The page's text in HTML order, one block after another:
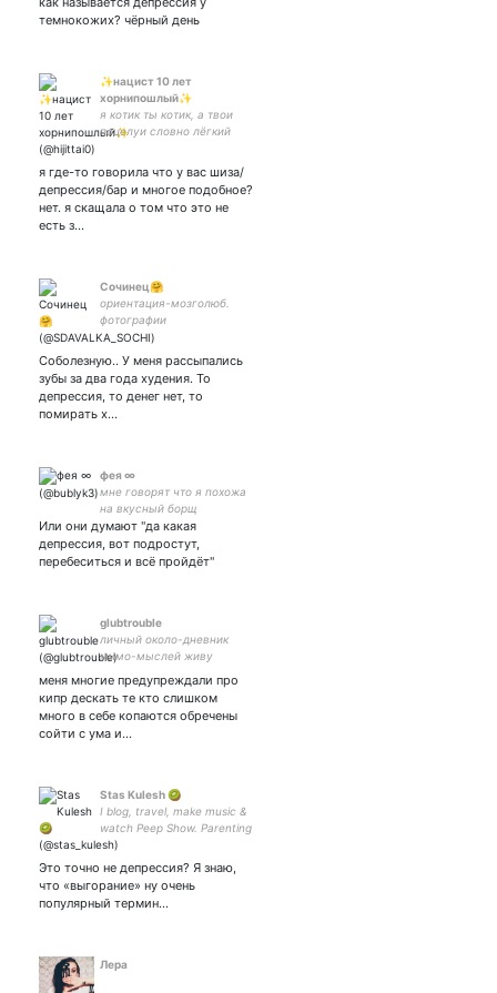
темнокожих? чёрный день
✨нацист 10 лет
хорнипошлый✨
я котик ты котик, а твои
поцелуи словно лёгкий
я где-то говорила что у вас шиза/
депрессия/бар и многое подобное?
нет. я скащала о том что это не
есть з…
Сочинец🤗
ориентация-мозголюб.
фотографии
кота,Сочи,моря,прогулок.
диалоги дня. люблю
готовить, сдаю жилье,
пишу о гостях💁‍♂️
Соболезную.. У меня рассыпались
зубы за два года худения. То
депрессия, то денег нет, то
помирать х…
фея ∞
мне говорят что я похожа
на вкусный борщ
Или они думают "да какая
депрессия, вот подростут,
перебеситься и всё пройдёт"
glubtrouble
личный около-дневник
мимо-мыслей живу
меня многие предупреждали про
кипр дескать те кто слишком
много в себе копаются обречены
сойти с ума и…
Stas Kulesh 🥝
I blog, travel, make music &
watch Peep Show. Parenting
also. ⚀ ⚁ ⚂ ⚃ ⚄ ⚅
Это точно не депрессия? Я знаю,
что «выгорание» ну очень
популярный термин…
Лера